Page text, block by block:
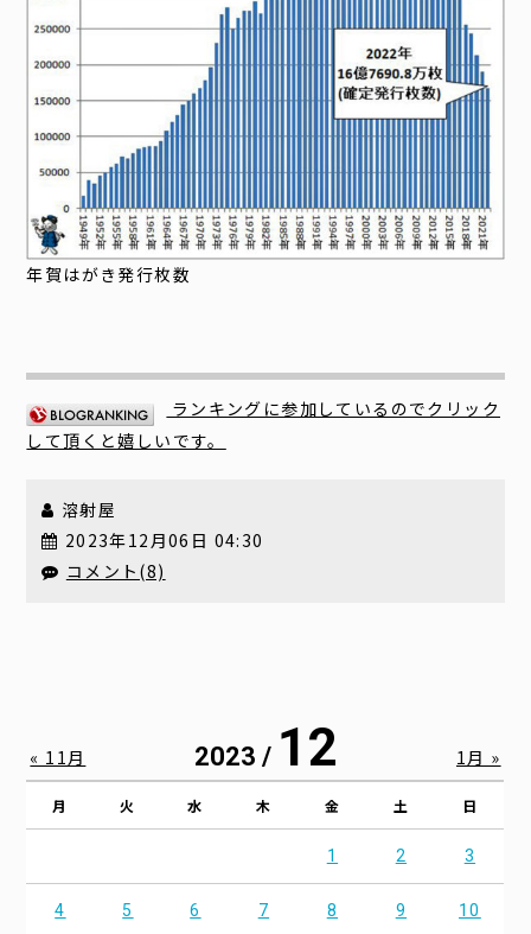
年賀はがき発行枚数
ランキングに参加しているのでクリック
して頂くと嬉しいです。
溶射屋
2023年12月06日 04:30
コメント(8)
2023 / 12
月 火 水 木 金 土 日
1 2 3
4 5 6 7 8 9 10
« 11月 1月 »